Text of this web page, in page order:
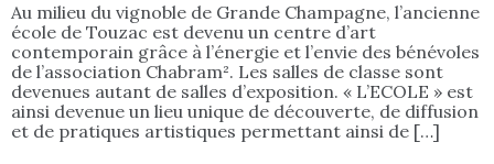
Au milieu du vignoble de Grande Champagne, l’ancienne
école de Touzac est devenu un centre d’art
contemporain grâce à l’énergie et l’envie des bénévoles
de l’association Chabram². Les salles de classe sont
devenues autant de salles d’exposition. « L’ECOLE » est
ainsi devenue un lieu unique de découverte, de diffusion
et de pratiques artistiques permettant ainsi de […]